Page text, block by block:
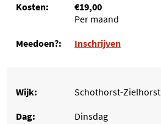
€19,00
Per maand
Inschrijven
Schothorst-Zielhorst
Dinsdag